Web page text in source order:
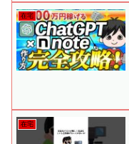
在宅
在宅